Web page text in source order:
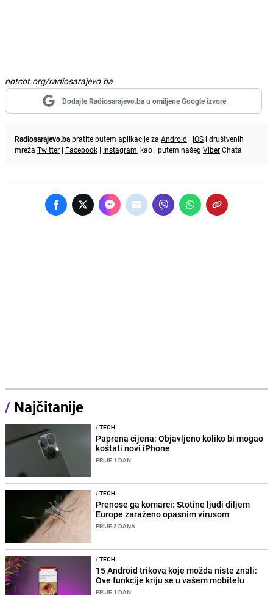
notcot.org/radiosarajevo.ba
Dodajte Radiosarajevo.ba u omiljene Google izvore
Radiosarajevo.bapratite putem aplikacije za Android | iOS i društvenih
mreža Twitter | Facebook | Instagram, kao i putem našeg ViberChata.
/ Najčitanije
/TECH
Paprena cijena: Objavljeno koliko bi mogao
koštati novi iPhone
PRIJE 1 DAN
/TECH
Prenose ga komarci: Stotine ljudi diljem
Europe zaraženo opasnim virusom
PRIJE 2 DANA
/TECH
15 Android trikova koje možda niste znali:
Ove funkcije kriju se u vašem mobitelu
PRIJE 1 DAN